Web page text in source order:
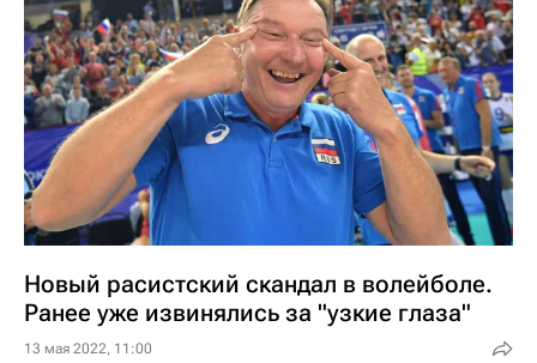
Новый расистский скандал в волейболе.
Ранее уже извинялись за "узкие глаза"
13 мая 2022, 11:00